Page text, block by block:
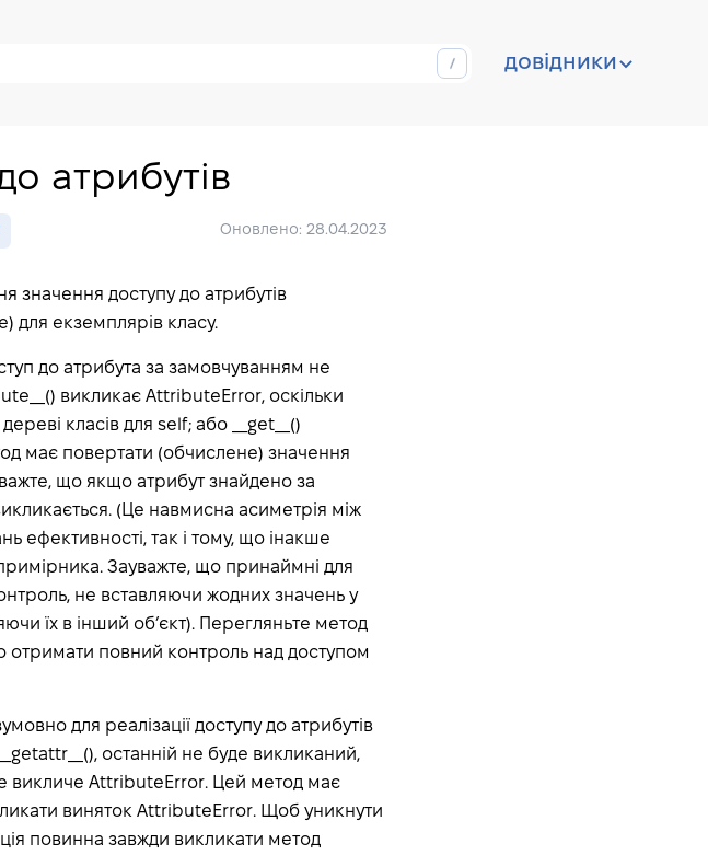
довідники
атрибутів
Оновлено: 28.04.2023
значення доступу до атрибутів
для екземплярів класу.
до атрибута за замовчуванням не
викликає AttributeError, оскільки
класів для self; або __get__()
має повертати (обчислене) значення
що якщо атрибут знайдено за
(Це навмисна асиметрія між
ефективності, так і тому, що інакше
Зауважте, що принаймні для
не вставляючи жодних значень у
їх в інший об’єкт). Перегляньте метод
отримати повний контроль над доступом
для реалізації доступу до атрибутів
останній не буде викликаний,
викличе AttributeError. Цей метод має
виняток AttributeError. Щоб уникнути
повинна завжди викликати метод